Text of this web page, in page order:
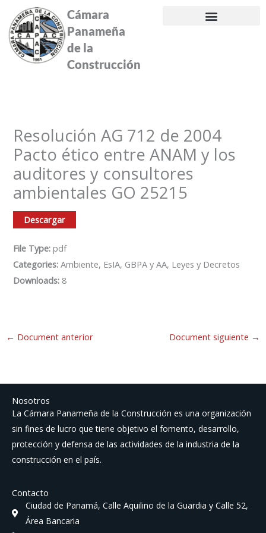
contenido
Cámara
Panameña
de la
Construcción
Resolución AG 712 de 2004
Pacto ético entre ANAM y los
auditores y consultores
ambientales GO 25215
Descargar
File Type:pdf
Categories:Ambiente, EsIA, GBPA y AA, Leyes y Decretos
Downloads: 8
← Document anterior Document siguiente →
Nosotros
La Cámara Panameña de la Construcción es una organización
sin fines de lucro que tiene objetivo el fomento, desarrollo,
protección y defensa de las actividades de la industria de la
construcción en el país.
Contacto
Ciudad de Panamá, Calle Aquilino de la Guardia y Calle 52,
Área Bancaria